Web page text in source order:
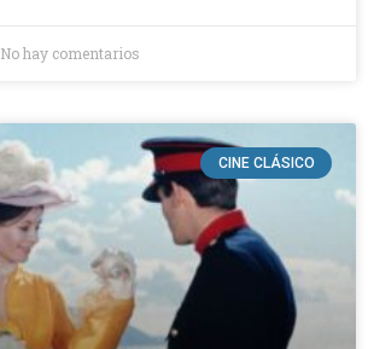
No hay comentarios
CINE CLÁSICO